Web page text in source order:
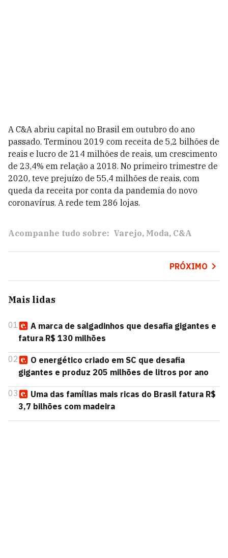
A C&A abriu capital no Brasil em outubro do ano
passado. Terminou 2019 com receita de 5,2 bilhões de
reais e lucro de 214 milhões de reais, um crescimento
de 23,4% em relação a 2018. No primeiro trimestre de
2020, teve prejuízo de 55,4 milhões de reais, com
queda da receita por conta da pandemia do novo
coronavírus. A rede tem 286 lojas.
Acompanhe tudo sobre: Varejo Moda C&A
PRÓXIMO
Mais lidas
01
A marca de salgadinhos que desafia gigantes e
fatura R$ 130 milhões
02
O energético criado em SC que desafia
gigantes e produz 205 milhões de litros por ano
03
Uma das famílias mais ricas do Brasil fatura R$
3,7 bilhões com madeira